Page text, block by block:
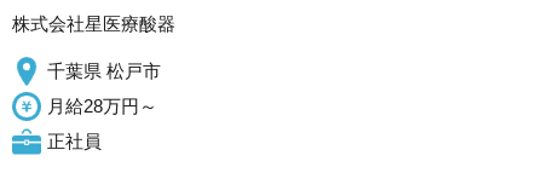
株式会社星医療酸器
千葉県 松戸市
月給28万円～
正社員